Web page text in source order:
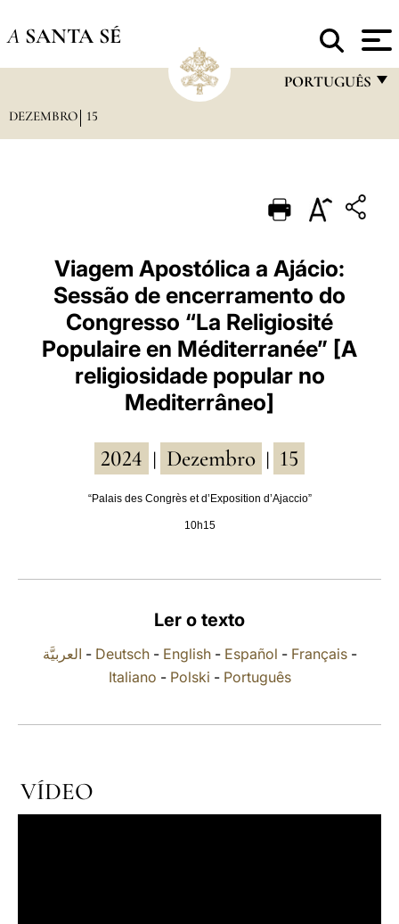
A SANTA SÉ
PORTUGUÊS
PORTUGUÊS
ESPAÑOL
DEUTSCH
POLSKI
العربيّة
DEZEMBRO 15
Viagem Apostólica a Ajácio:
Sessão de encerramento do
Congresso “La Religiosité
Populaire en Méditerranée” [A
religiosidade popular no
Mediterrâneo]
2024 Dezembro 15
“Palais des Congrès et d’Exposition d’Ajaccio”
10h15
Ler o texto
العربيَّة - Deutsch- English- Español - Français-
Italiano - Polski - Português
VÍDEO